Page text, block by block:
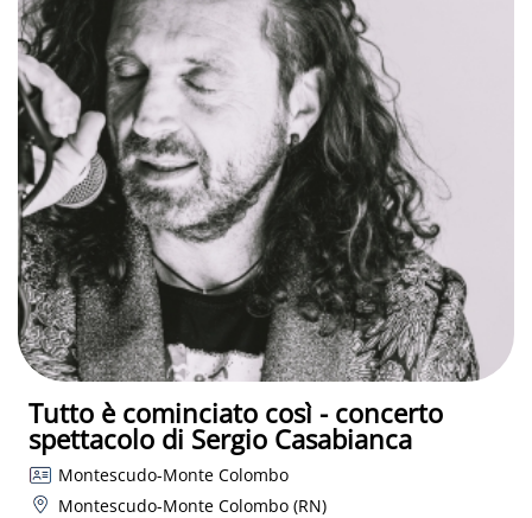
Tutto è cominciato così - concerto
spettacolo di Sergio Casabianca
Montescudo-Monte Colombo
Montescudo-Monte Colombo (RN)